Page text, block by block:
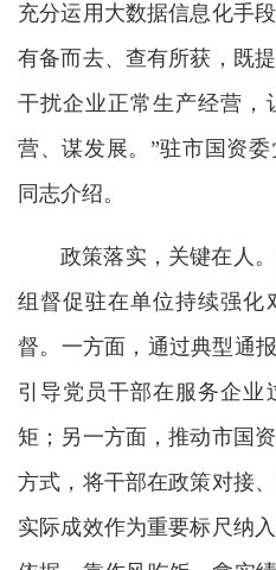
充分运用大数据信息化手
有备而去、查有所获，既
干扰企业正常生产经营，
营、谋发展。”驻市国资
同志介绍。
政策落实，关键在人
组督促驻在单位持续强化
督。一方面，通过典型通
引导党员干部在服务企业
矩；另一方面，推动市国
方式，将干部在政策对接
实际成效作为重要标尺纳